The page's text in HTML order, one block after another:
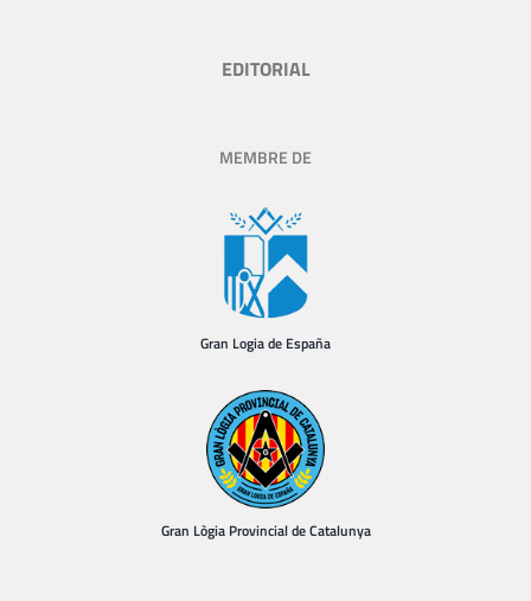
EDITORIAL
MEMBRE DE
Gran Logia de España
Gran Lògia Provincial de Catalunya